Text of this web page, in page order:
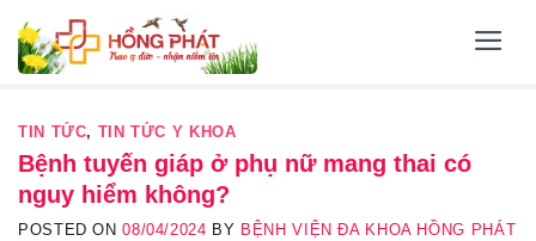
Skip
TIN TỨC, TIN TỨC Y KHOA
Bệnh tuyến giáp ở phụ nữ mang thai có
nguy hiểm không?
POSTED ON08/04/2024 BY BỆNH VIỆN ĐA KHOA HỒNG PHÁT